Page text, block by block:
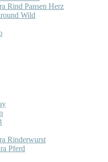
Rind Pansen Herz
Wild
Rinderwurst
Pferd